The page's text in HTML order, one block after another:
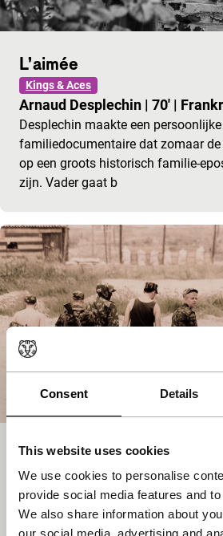
Consent Details
This website uses cookies
We use cookies to personalise
provide social media features and
We also share information about
our social media, advertising and
L’aimée
Kings & Aces
Arnaud Desplechin | 70' |
Desplechin maakte een persoonlijke
familiedocumentaire dat zomaar
op een groots historisch familie-
zijn. Vader gaat b
Alexandra
Kings & Aces
Alexander Sokurov|92'|
Via de wijze en zeer persoonlijke